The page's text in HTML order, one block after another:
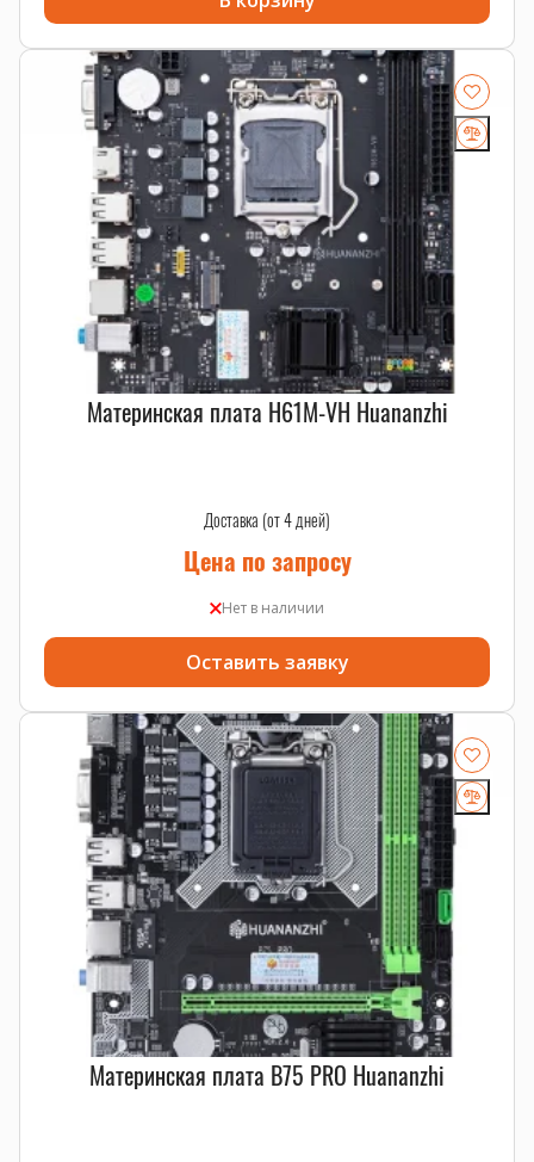
Материнская плата H61M-VH Huananzhi
Доставка (от 4 дней)
Цена по запросу
Нет в наличии
Оставить заявку
Материнская плата B75 PRO Huananzhi